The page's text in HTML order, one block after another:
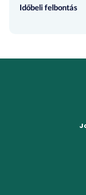
Időbeli felbontás